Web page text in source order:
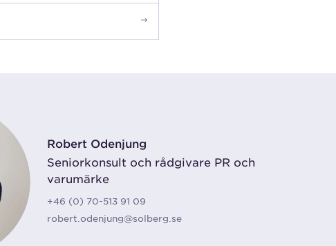
Robert Odenjung
Seniorkonsult och rådgivare PR och
varumärke
+46 (0) 70-513 91 09
robert.odenjung@solberg.se